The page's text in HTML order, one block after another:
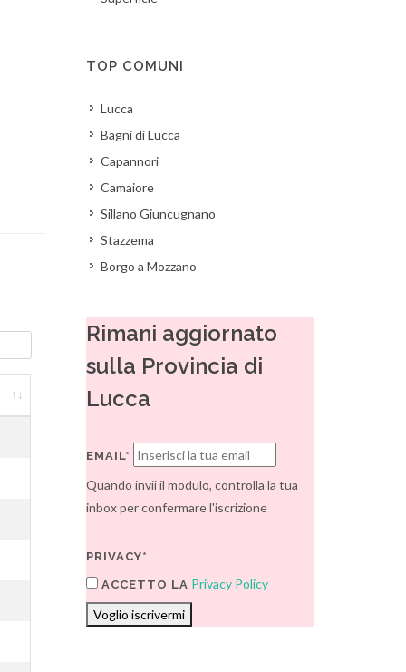
TOP COMUNI
Lucca
Bagni di Lucca
Capannori
Camaiore
Sillano Giuncugnano
Stazzema
Borgo a Mozzano
Rimani aggiornato
sulla Provincia di
Lucca
EMAIL*
Quando invii il modulo, controlla la tua
inbox per confermare l'iscrizione
PRIVACY*
ACCETTO LA Privacy Policy
Voglio iscrivermi